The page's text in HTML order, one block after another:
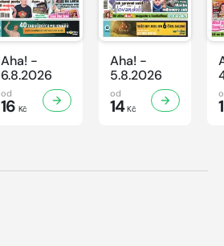
Aha! -
6.8.2026
od
16 Kč
Aha! -
5.8.2026
od
14Kč